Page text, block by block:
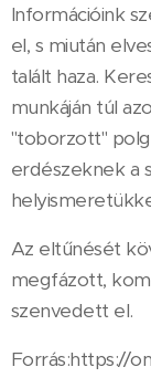
Információink
el, s miután
talált haza.
munkáján túl
"toborzott"
erdészeknek a
Az eltűnését
megfázott,
szenvedett el.
Forrás:https://